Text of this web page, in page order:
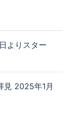
よりスター
見 2025年1月